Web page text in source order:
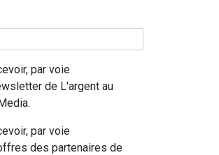
par voie
de L'argent au
par voie
des partenaires de